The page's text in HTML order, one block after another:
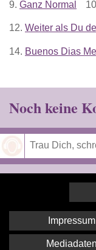
9. Ganz Normal
12. Weiter als Du
14. Buenos Dias
Noch keine
Impressum
Mediadaten